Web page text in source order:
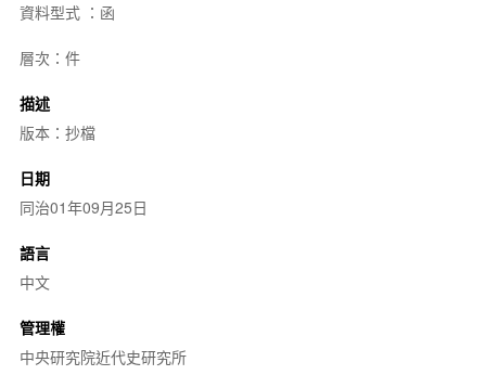
資料型式 ：函
層次：件
描述
版本：抄檔
日期
同治01年09月25日
語言
中文
管理權
中央研究院近代史研究所